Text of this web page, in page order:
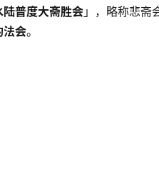
陆普度大斋胜会 」，略称悲斋
法会。